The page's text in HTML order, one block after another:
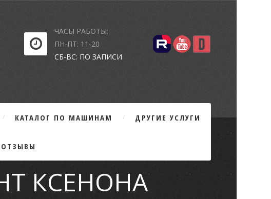
ЧАСЫ РАБОТЫ:
ПН-ПТ: 11-20
СБ-ВС: ПО ЗАПИСИ
КАТАЛОГ ПО МАШИНАМ ДРУГИЕ УСЛУГИ
ОТЗЫВЫ
КСЕНОНА